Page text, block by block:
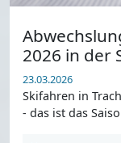
2026 in der
23.03.2026
Skifahren in
- das ist das